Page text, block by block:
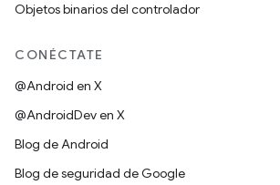
Objetos binarios del controlador
CONÉCTATE
@Android en X
@AndroidDev en X
Blog de Android
Blog de seguridad de Google